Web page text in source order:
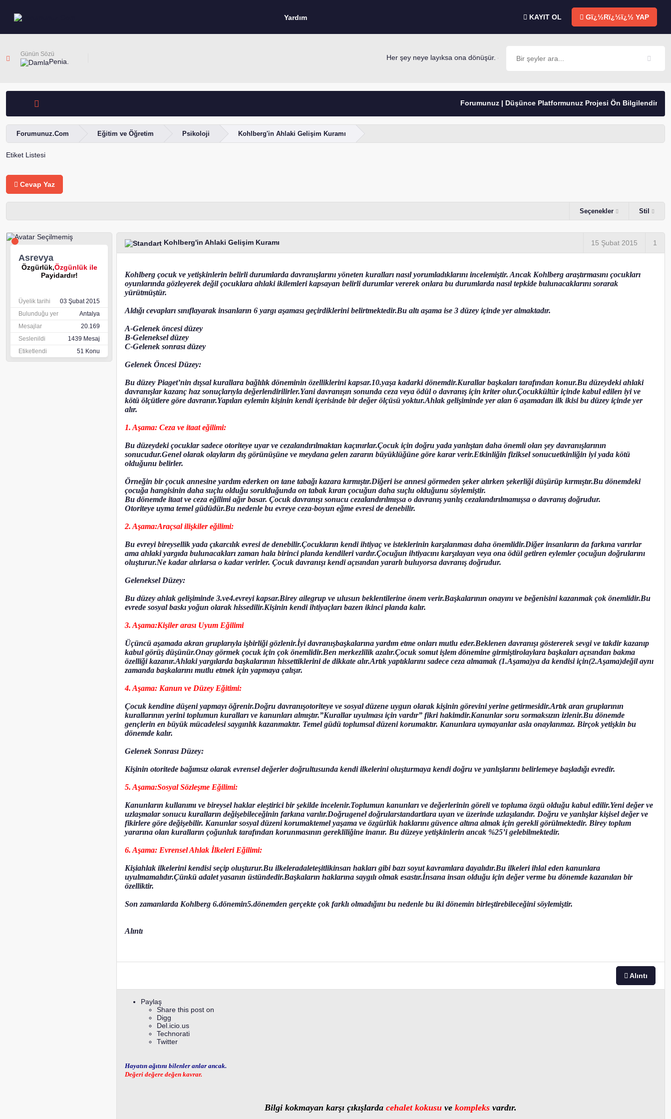
Yardım KAYIT OL Gï¿½Rï¿½ï¿½ YAP
Günün Sözü
Penia. Her şey neye layıksa ona dönüşür. -Mevlana
Forumunuz | Düşünce Platformunuz Projesi Ön Bilgilendirme
Forumunuz.Com Eğitim ve Öğretim Psikoloji Kohlberg'in Ahlaki Gelişim Kuramı
Etiket Listesi
Cevap Yaz
Seçenekler Stil
Asrevya
Özgürlük,Özgünlük ile
Payidardır!
Üyelik tarihi
03 Şubat 2015
Bulunduğu yer
Antalya
Mesajlar
20.169
Seslenildi
1439 Mesaj
Etiketlendi
51 Konu
Kohlberg'in Ahlaki Gelişim Kuramı 15 Şubat 2015 1
Kohlberg çocuk ve yetişkinlerin belirli durumlarda davranışlarını yöneten kuralları nasıl yorumladıklarını incelemiştir. Ancak Kohlberg araştırmasını çocukları
oyunlarında gözleyerek değil çocuklara ahlaki ikilemleri kapsayan belirli durumlar vererek onlara bu durumlarda nasıl tepkide bulunacaklarını sorarak
yürütmüştür.
Aldığı cevapları sınıflayarak insanların 6 yargı aşaması geçirdiklerini belirtmektedir.Bu altı aşama ise 3 düzey içinde yer almaktadır.
A-Gelenek öncesi düzey
B-Geleneksel düzey
C-Gelenek sonrası düzey
Gelenek Öncesi Düzey:
Bu düzey Piaget’nin dışsal kurallara bağlılık döneminin özelliklerini kapsar.10.yaşa kadarki dönemdir.Kurallar başkaları tarafından konur.Bu düzeydeki ahlaki
davranışlar kazanç haz sonuçlarıyla değerlendirilirler.Yani davranışın sonunda ceza veya ödül o davranış için kriter olur.Çocukkültür içinde kabul edilen iyi ve
kötü ölçütlere göre davranır.Yapılan eylemin kişinin kendi içerisinde bir değer ölçüsü yoktur.Ahlak gelişiminde yer alan 6 aşamadan ilk ikisi bu düzey içinde yer
alır.
1. Aşama: Ceza ve itaat eğilimi:
Bu düzeydeki çocuklar sadece otoriteye uyar ve cezalandırılmaktan kaçınırlar.Çocuk için doğru yada yanlıştan daha önemli olan şey davranışlarının
sonucudur.Genel olarak olayların dış görünüşüne ve meydana gelen zararın büyüklüğüne göre karar verir.Etkinliğin fiziksel sonucuetkinliğin iyi yada kötü
olduğunu belirler.
Örneğin bir çocuk annesine yardım ederken on tane tabağı kazara kırmıştır.Diğeri ise annesi görmeden şeker alırken şekerliği düşürüp kırmıştır.Bu dönemdeki
çocuğa hangisinin daha suçlu olduğu sorulduğunda on tabak kıran çocuğun daha suçlu olduğunu söylemiştir.
Bu dönemde itaat ve ceza eğilimi ağır basar. Çocuk davranışı sonucu cezalandırılmışsa o davranış yanlış cezalandırılmamışsa o davranış doğrudur.
Otoriteye uyma temel güdüdür.Bu nedenle bu evreye ceza-boyun eğme evresi de denebilir.
2. Aşama:Araçsal ilişkiler eğilimi:
Bu evreyi bireysellik yada çıkarcılık evresi de denebilir.Çocukların kendi ihtiyaç ve isteklerinin karşılanması daha önemlidir.Diğer insanların da farkına varırlar
ama ahlaki yargıda bulunacakları zaman hala birinci planda kendileri vardır.Çocuğun ihtiyacını karşılayan veya ona ödül getiren eylemler çocuğun doğrularını
oluşturur.Ne kadar alırlarsa o kadar verirler. Çocuk davranışı kendi açısından yararlı buluyorsa davranış doğrudur.
Geleneksel Düzey:
Bu düzey ahlak gelişiminde 3.ve4.evreyi kapsar.Birey ailegrup ve ulusun beklentilerine önem verir.Başkalarının onayını ve beğenisini kazanmak çok önemlidir.Bu
evrede sosyal baskı yoğun olarak hissedilir.Kişinin kendi ihtiyaçları bazen ikinci planda kalır.
3. Aşama:Kişiler arası Uyum Eğilimi
Üçüncü aşamada akran gruplarıyla işbirliği gözlenir.İyi davranışbaşkalarına yardım etme onları mutlu eder.Beklenen davranışı göstererek sevgi ve takdir kazanıp
kabul görüş düşünür.Onay görmek çocuk için çok önemlidir.Ben merkezlilik azalır.Çocuk somut işlem dönemine girmiştirolaylara başkaları açısından bakma
özelliği kazanır.Ahlaki yargılarda başkalarının hissettiklerini de dikkate alır.Artık yaptıklarını sadece ceza almamak (1.Aşama)ya da kendisi için(2.Aşama)değil aynı
zamanda başkalarını mutlu etmek için yapmaya çalışır.
4. Aşama: Kanun ve Düzey Eğitimi:
Çocuk kendine düşeni yapmayı öğrenir.Doğru davranışotoriteye ve sosyal düzene uygun olarak kişinin görevini yerine getirmesidir.Artık aran gruplarının
kurallarının yerini toplumun kuralları ve kanunları almıştır.”Kurallar uyulması için vardır” fikri hakimdir.Kanunlar soru sormaksızın izlenir.Bu dönemde
gençlerin en büyük mücadelesi saygınlık kazanmaktır. Temel güdü toplumsal düzeni korumaktır. Kanunlara uymayanlar asla onaylanmaz. Birçok yetişkin bu
dönemde kalır.
Gelenek Sonrası Düzey:
Kişinin otoritede bağımsız olarak evrensel değerler doğrultusunda kendi ilkelerini oluşturmaya kendi doğru ve yanlışlarını belirlemeye başladığı evredir.
5. Aşama:Sosyal Sözleşme Eğilimi:
Kanunların kullanımı ve bireysel haklar eleştirici bir şekilde incelenir.Toplumun kanunları ve değerlerinin göreli ve topluma özgü olduğu kabul edilir.Yeni değer ve
uzlaşmalar sonucu kuralların değişebileceğinin farkına varılır.Doğrugenel doğrularstandartlara uyan ve üzerinde uzlaşılandır. Doğru ve yanlışlar kişisel değer ve
fikirlere göre değişebilir. Kanunlar sosyal düzeni korumaktemel yaşama ve özgürlük haklarını güvence altına almak için gerekli görülmektedir. Birey toplum
yararına olan kuralların çoğunluk tarafından korunmasının gerekliliğine inanır. Bu düzeye yetişkinlerin ancak %25’i gelebilmektedir.
6. Aşama: Evrensel Ahlak İlkeleri Eğilimi:
Kişiahlak ilkelerini kendisi seçip oluşturur.Bu ilkeleradaleteşitlikinsan hakları gibi bazı soyut kavramlara dayalıdır.Bu ilkeleri ihlal eden kanunlara
uyulmamalıdır.Çünkü adalet yasanın üstündedir.Başkaların haklarına saygılı olmak esastır.İnsana insan olduğu için değer verme bu dönemde kazanılan bir
özelliktir.
Son zamanlarda Kohlberg 6.dönemin5.dönemden gerçekte çok farklı olmadığını bu nedenle bu iki dönemin birleştirebileceğini söylemiştir.
Alıntı
Alıntı
Paylaş
Share this post on
Digg
Del.icio.us
Technorati
Twitter
Hayatın ağıtını bilenler anlar ancak.
Değeri değere değen kavrar.
Bilgi kokmayan karşı çıkışlardacehalet kokusu vekompleks vardır.